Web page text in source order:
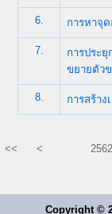
6. การหาจุ
7.
การประ
ขยายตัว
8. การสร้า
<< < 2562
Copyright ©